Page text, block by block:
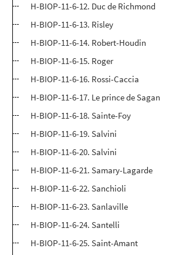
H-BIOP-11-6-12. Duc de Richmond
H-BIOP-11-6-13. Risley
H-BIOP-11-6-14. Robert-Houdin
H-BIOP-11-6-15. Roger
H-BIOP-11-6-16. Rossi-Caccia
H-BIOP-11-6-17. Le prince de Sagan
H-BIOP-11-6-18. Sainte-Foy
H-BIOP-11-6-19. Salvini
H-BIOP-11-6-20. Salvini
H-BIOP-11-6-21. Samary-Lagarde
H-BIOP-11-6-22. Sanchioli
H-BIOP-11-6-23. Sanlaville
H-BIOP-11-6-24. Santelli
H-BIOP-11-6-25. Saint-Amant